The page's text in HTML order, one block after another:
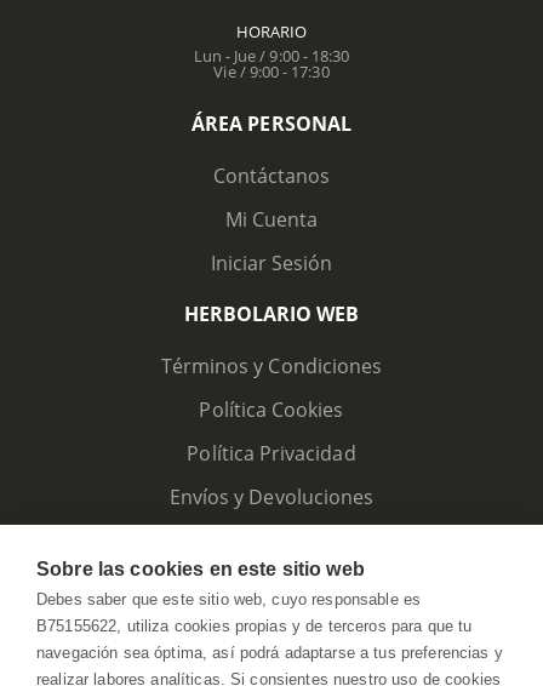
HORARIO
Lun - Jue / 9:00 - 18:30
Vie / 9:00 - 17:30
ÁREA PERSONAL
Contáctanos
Mi Cuenta
Iniciar Sesión
HERBOLARIO WEB
Términos y Condiciones
Política Cookies
Política Privacidad
Envíos y Devoluciones
Sobre las cookies en este sitio web
Debes saber que este sitio web, cuyo responsable es
B75155622, utiliza cookies propias y de terceros para que tu
navegación sea óptima, así podrá adaptarse a tus preferencias y
realizar labores analíticas. Si consientes nuestro uso de cookies